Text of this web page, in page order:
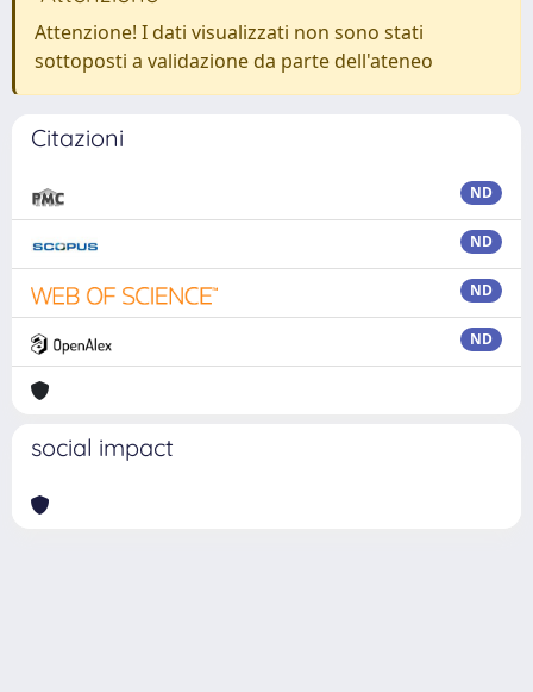
Attenzione! I dati visualizzati non sono stati
sottoposti a validazione da parte dell'ateneo
Citazioni
ND
ND
ND
ND
social impact